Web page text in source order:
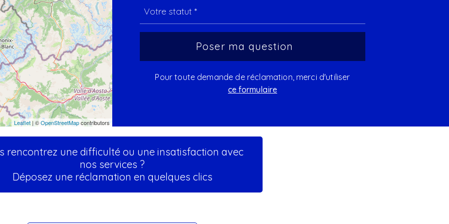
Leaflet | ©OpenStreetMapcontributors
Pour toute demande de réclamation, merci d'utiliser
ce formulaire
rencontrez une difficulté ou une insatisfaction avec
nos services ?
Déposez une réclamation en quelques clics